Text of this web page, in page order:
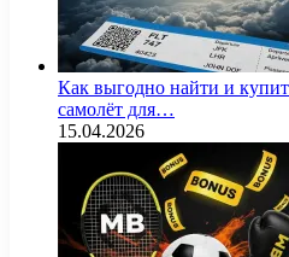
Как выгодно найти и
самолёт для…
15.04.2026